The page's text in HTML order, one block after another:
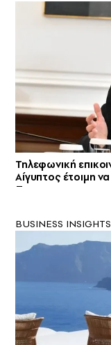
Τηλεφωνική
Αίγυπτος έτοιμη
BUSINESS INSIGHTS